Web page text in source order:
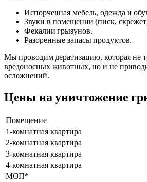
Испорченная мебель, одежда и
Звуки в помещении (писк,
Фекалии грызунов.
Разоренные запасы продуктов.
Мы проводим дератизацию, которая не
вредоносных животных, но и не
осложнений.
Цены на уничтожение
Помещение
1-комнатная квартира
2-комнатная квартира
3-комнатная квартира
4-комнатная квартира
МОП*